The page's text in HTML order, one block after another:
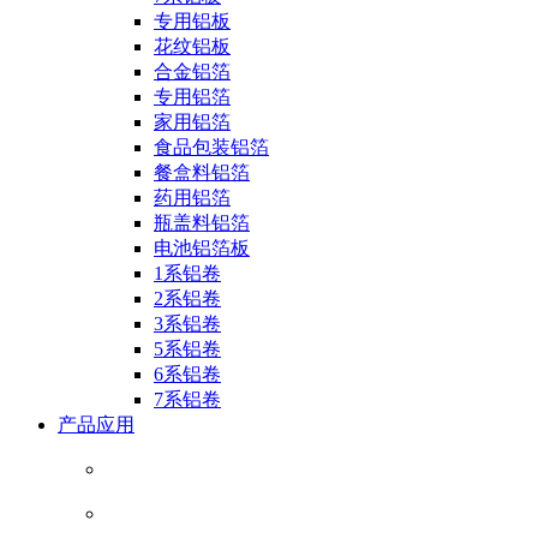
专用铝板
花纹铝板
合金铝箔
专用铝箔
家用铝箔
食品包装铝箔
餐盒料铝箔
药用铝箔
瓶盖料铝箔
电池铝箔板
1系铝卷
2系铝卷
3系铝卷
5系铝卷
6系铝卷
7系铝卷
产品应用